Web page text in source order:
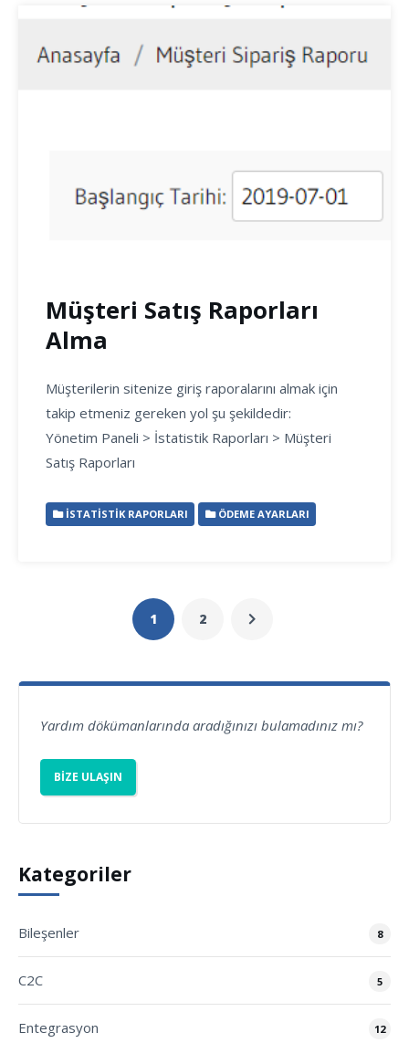
Müşteri Satış Raporları
Alma
Müşterilerin sitenize giriş raporalarını almak için
takip etmeniz gereken yol şu şekildedir:
Yönetim Paneli > İstatistik Raporları > Müşteri
Satış Raporları
İSTATISTIK RAPORLARI ÖDEME AYARLARI
1 2
Yardım dökümanlarında aradığınızı bulamadınız mı?
BIZE ULAŞIN
Kategoriler
Bileşenler 8
C2C 5
Entegrasyon 12